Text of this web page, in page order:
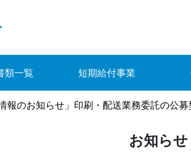
類一覧 短期給付事業
報のお知らせ」印刷・配送業務委託の公
お知らせ